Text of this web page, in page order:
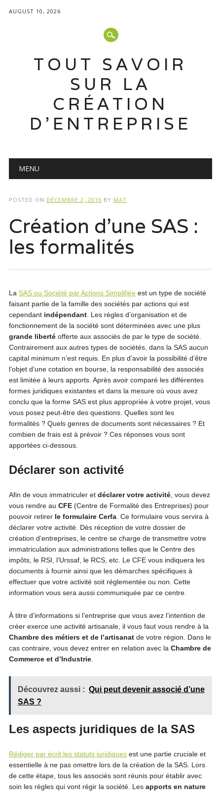
AUGUST 10, 2026
TOUT SAVOIR
SUR LA
CRÉATION
D'ENTREPRISE
Main menu
MENU
POSTED ON DÉCEMBRE 2, 2016 BY MAT
Création d’une SAS :
les formalités
La SAS ou Société par Actions Simplifiéeest un type de société
faisant partie de la famille des sociétés par actions qui est
cependant indépendant. Les règles d’organisation et de
fonctionnement de la société sont déterminées avec une plus
grande libertéofferte aux associés de par le type de société.
Contrairement aux autres types de sociétés, dans la SAS aucun
capital minimum n’est requis. En plus d’avoir la possibilité d’être
l’objet d’une cotation en bourse, la responsabilité des associés
est limitée à leurs apports. Après avoir comparé les différentes
formes juridiques existantes et dans la mesure où vous avez
conclu que la forme SAS est plus appropriée à votre projet, vous
vous posez peut-être des questions. Quelles sont les
formalités ? Quels genres de documents sont nécessaires ? Et
combien de frais est à prévoir ? Ces réponses vous sont
apportées ci-dessous.
Déclarer son activité
Afin de vous immatriculer et déclarer votre activité, vous devez
vous rendre au CFE(Centre de Formalité des Entreprises) pour
pouvoir retirer le formulaire Cerfa. Ce formulaire vous servira à
déclarer votre activité. Dès réception de votre dossier de
création d’entreprises, le centre se charge de transmettre votre
immatriculation aux administrations telles que le Centre des
impôts, le RSI, l’Urssaf, le RCS, etc. Le CFE vous indiquera les
documents à fournir ainsi que les démarches spécifiques à
effectuer que votre activité soit réglementée ou non. Cette
information vous sera aussi communiquée par ce centre.
À titre d’informations si l’entreprise que vous avez l’intention de
créer exerce une activité artisanale, il vous faut vous rendre à la
Chambre des métiers et de l’artisanatde votre région. Dans le
cas contraire, vous devez entrer en relation avec la Chambre de
Commerce et d’Industrie.
Découvrez aussi : Qui peut devenir associé d’une
SAS ?
Les aspects juridiques de la SAS
Rédiger par écrit les statuts juridiquesest une partie cruciale et
essentielle à ne pas omettre lors de la création de la SAS. Lors
de cette étape, tous les associés sont réunis pour établir avec
soin les règles qui vont régir la société. Les apports en nature